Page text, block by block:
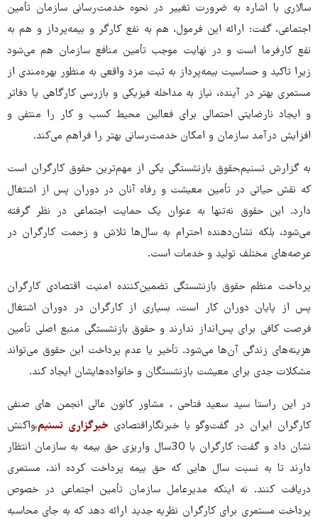
سالاری با اشاره به ضرورت تغییر در نحوه خدمت‌رسانی سازمان تأمین
اجتماعی، گفت: ارائه این فرمول، هم به نفع کارگر و بیمه‌پرداز و هم به
نفع کارفرما است و در نهایت موجب تأمین منافع سازمان هم می‌شود
زیرا تاکید و حساسیت بیمه‌پرداز به ثبت مزد واقعی به منظور بهره‌مندی از
مستمری بهتر در آینده، نیاز به مداخله فیزیکی و بازرسی کارگاهی یا دفاتر
و ایجاد نارضایتی احتمالی برای فعالین محیط کسب و کار را منتفی و
افزایش درآمد سازمان و امکان خدمت‌رسانی بهتر را فراهم می‌کند.
به گزارش تسنیم,حقوق بازنشستگی یکی از مهم‌ترین حقوق کارگران است
که نقش حیاتی در تأمین معیشت و رفاه آنان در دوران پس از اشتغال
دارد. این حقوق نه‌تنها به عنوان یک حمایت اجتماعی در نظر گرفته
می‌شود، بلکه نشان‌دهنده احترام به سال‌ها تلاش و زحمت کارگران در
عرصه‌های مختلف تولید و خدمات است.
پرداخت منظم حقوق بازنشستگی تضمین‌کننده امنیت اقتصادی کارگران
پس از پایان دوران کار است. بسیاری از کارگران در دوران اشتغال
فرصت کافی برای پس‌انداز ندارند و حقوق بازنشستگی منبع اصلی تأمین
هزینه‌های زندگی آن‌ها می‌شود. تأخیر یا عدم پرداخت این حقوق می‌تواند
مشکلات جدی برای معیشت بازنشستگان و خانواده‌هایشان ایجاد کند.
در این راستا سید سعید فتاحی ، مشاور کانون عالی انجمن های صنفی
کارگران ایران در گفت‌وگو با خبرنگاراقتصادیخبرگزاری تسنیم,‌واکنش
نشان داد و گفت: کارگران با 30سال واریزی حق بیمه به سازمان انتظار
دارند تا به نسبت سال هایی که حق بیمه پرداخت کرده اند، مستمری
دریافت کنند. نه اینکه مدیرعامل سازمان تأمین اجتماعی در خصوص
پرداخت مستمری برای کارگران نظریه جدید ارائه دهد که به جای محاسبه